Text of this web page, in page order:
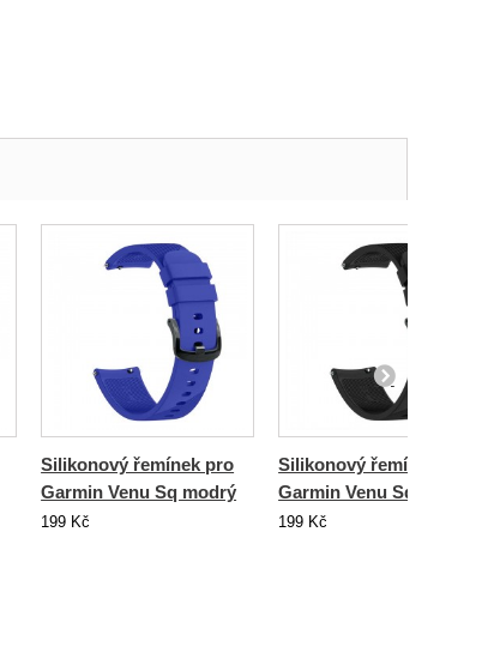
Silikonový řemínek pro
Garmin Venu Sq modrý
199 Kč
Silikonový řemínek pro
Garmin Venu Sq černý
199 Kč